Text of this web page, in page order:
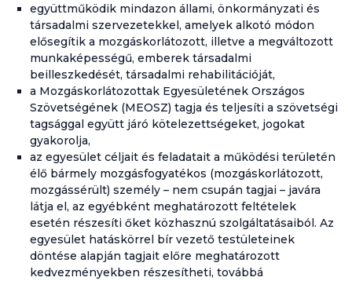
együttműködik mindazon állami, önkormányzati és
társadalmi szervezetekkel, amelyek alkotó módon
elősegítik a mozgáskorlátozott, illetve a megváltozott
munkaképességű, emberek társadalmi
beilleszkedését, társadalmi rehabilitációját,
a Mozgáskorlátozottak Egyesületének Országos
Szövetségének (MEOSZ) tagja és teljesíti a szövetségi
tagsággal együtt járó kötelezettségeket, jogokat
gyakorolja,
az egyesület céljait és feladatait a működési területén
élő bármely mozgásfogyatékos (mozgáskorlátozott,
mozgássérült) személy – nem csupán tagjai – javára
látja el, az egyébként meghatározott feltételek
esetén részesíti őket közhasznú szolgáltatásaiból. Az
egyesület hatáskörrel bír vezető testületeinek
döntése alapján tagjait előre meghatározott
kedvezményekben részesítheti, továbbá